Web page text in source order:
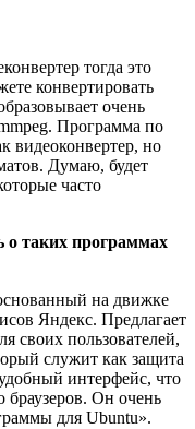
тогда это
конвертировать
очень
Программа по
видеоконвертер, но
Думаю, будет
часто
о таких программах
на движке
Яндекс. Предлагает
своих пользователей,
служит как защита
интерфейс, что
браузеров. Он очень
для Ubuntu».